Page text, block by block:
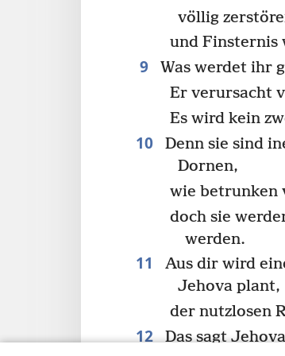
völlig
und Finsternis
9
Was werdet ihr
Er verursacht
Es wird kein
10
Denn sie sind
Dornen,
wie betrunken
doch sie
werden.
11
Aus dir wird
Jehova plant,
der nutzlosen
12 Das sagt